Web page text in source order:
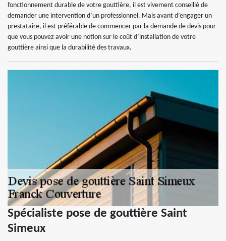
fonctionnement durable de votre gouttière, il est vivement conseillé de
demander une intervention d’un professionnel. Mais avant d’engager un
prestataire, il est préférable de commencer par la demande de devis pour
que vous pouvez avoir une notion sur le coût d’installation de votre
gouttière ainsi que la durabilité des travaux.
Spécialiste pose de gouttière Saint
Simeux